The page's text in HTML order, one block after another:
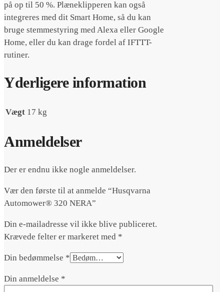
på op til 50 %. Plæneklipperen kan også
integreres med dit Smart Home, så du kan
bruge stemmestyring med Alexa eller Google
Home, eller du kan drage fordel af IFTTT-
rutiner.
Yderligere information
Vægt 17 kg
Anmeldelser
Der er endnu ikke nogle anmeldelser.
Vær den første til at anmelde “Husqvarna
Automower® 320 NERA”
Din e-mailadresse vil ikke blive publiceret.
Krævede felter er markeret med *
Din bedømmelse *
Din anmeldelse *